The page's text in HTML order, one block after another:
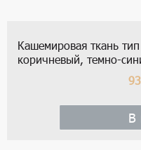
Кашемировая ткань
коричневый, темно-
В